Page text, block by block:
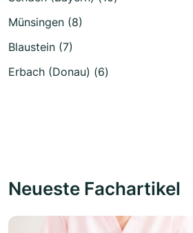
Münsingen (8)
Blaustein (7)
Erbach (Donau) (6)
Neueste Fachartikel